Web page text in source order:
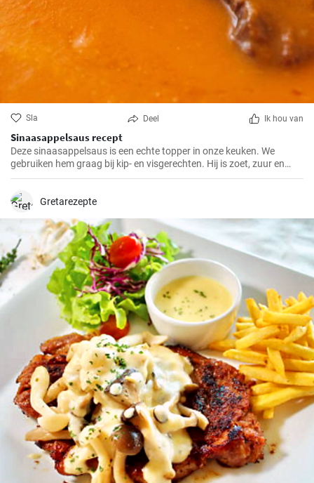
Sla Deel Ik hou van
Sinaasappelsaus recept
Deze sinaasappelsaus is een echte topper in onze keuken. We
gebruiken hem graag bij kip- en visgerechten. Hij is zoet, zuur en
heeft een frisse sinaasappelsmaak die elk gerecht pittiger maakt.
Gretarezepte